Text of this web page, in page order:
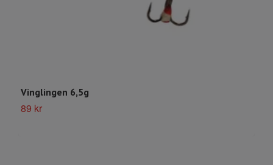
Vinglingen 6,5g
89 kr